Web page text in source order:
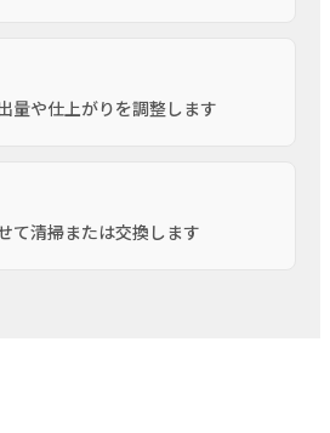
量や仕上がりを調整します
て清掃または交換します